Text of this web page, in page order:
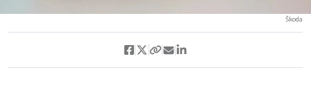
Škoda